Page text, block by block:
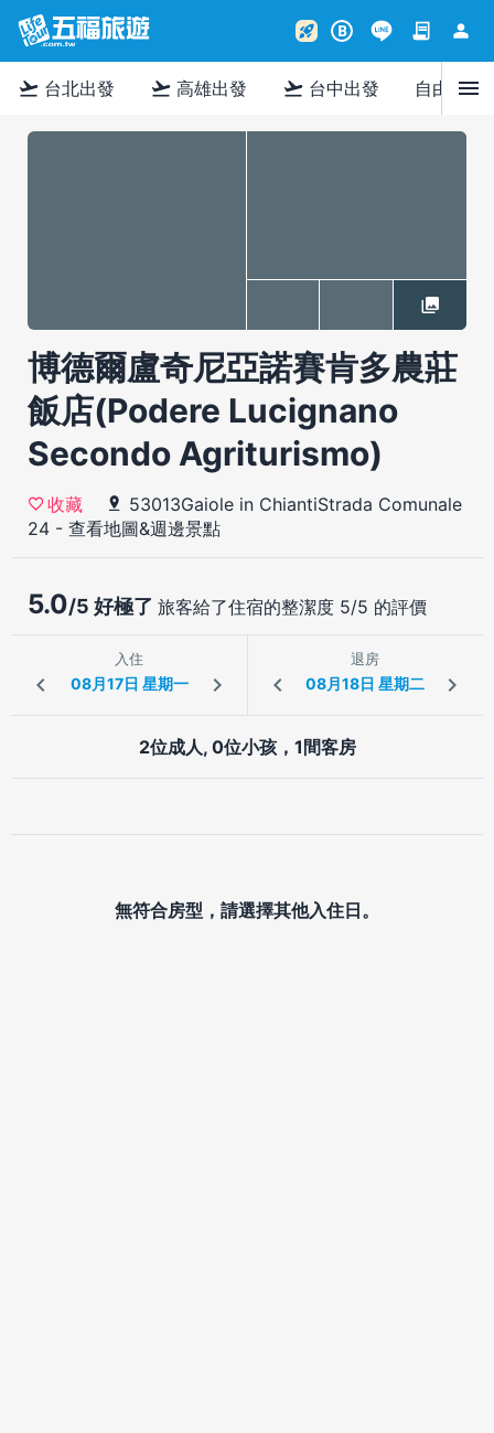
rocket_launch B contract person
flight_takeoff 台北出發 flight_takeoff 高雄出發 flight_takeoff 台中出發 自由行menu
博德爾盧奇尼亞諾賽肯多農莊
飯店(Podere Lucignano
Secondo Agriturismo)
收藏
53013Gaiole in ChiantiStrada Comunale
24 - 查看地圖&週邊景點
5.0/5 好極了 旅客給了住宿的整潔度 5/5 的評價
入住 退房
2位成人, 0位小孩，1間客房
無符合房型，請選擇其他入住日。